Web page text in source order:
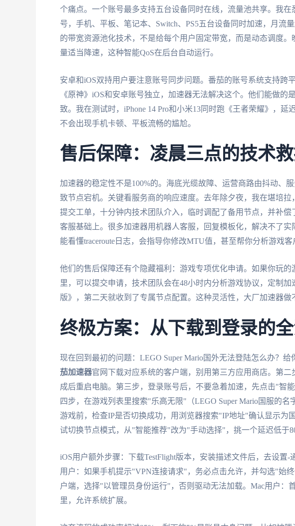
个痛点。一个账号最多支持五台设备同时在线，流量池共享。我
号，手机、平板、笔记本、Switch、PS5五台设备同时加速，月流
的带宽资源池化技术，不是给每个用户固定带宽，而是动态调度
量适当降速，这种智能QoS在后台自动运行。
安卓和iOS双持用户要注意账号同步问题。番茄的账号系统支持跨
《原神》iOS和安卓账号独立，加速器无法解决这个。他们能做的
致。我在测试时，iPhone 14 Pro和小米13同时跑《王者荣耀》，延
不会出现手机卡顿、平板流畅的尴尬。
售后保障：凌晨三点的技术
加速器的稳定性不是100%的。海底光缆故障、运营商路由抖动、
致节点宕机。关键看服务商的响应速度。去年除夕夜，我在堪培
提交工单，十分钟内技术团队介入，临时调配了备用节点，并补
客服基础上。很多加速器用机器人客服，回复模板化，解决不了实
能看懂traceroute日志，会指导你修改MTU值，甚至帮你分析游戏客
他们的售后保障还有个隐藏福利：游戏专项优化申请。如果你玩
里，可以提交申请，技术团队会在48小时内分析游戏协议，定制
版》，第二天就收到了专属节点配置。这种灵活性，大厂加速器做
终极方案：从下载到登录的
现在回到最初的问题：LEGO Super Mario国外无法登陆怎么办？
茄加速器官网下载对应系统的客户端，别用第三方应用商店。第
成后重启电脑。第三步，登录账号后，不要急着加速，先点击"智
四步，在游戏列表里搜索"乐高无限"（LEGO Super Mario国服的
游戏前，检查IP是否切换成功，用浏览器搜索"IP地址"确认显示为
试切换节点模式，从"智能推荐"改为"手动选择"，挑一个延迟低于
iOS用户额外步骤：下载TestFlight版本，安装描述文件后，去设置
用户：如果手机提示"VPN连接请求"，务必点击允许，并勾选"始
户端，选择"以管理员身份运行"，否则驱动无法加载。Mac用户：
里，允许系统扩展。